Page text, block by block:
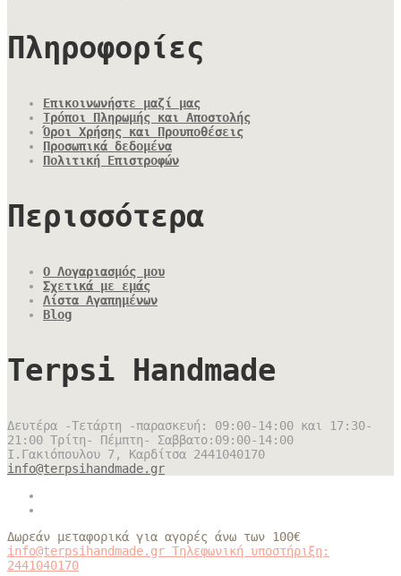
Πληροφορίες
Επικοινωνήστε μαζί μας
Τρόποι Πληρωμής και Αποστολής
Όροι Χρήσης και Προυποθέσεις
Προσωπικά δεδομένα
Πολιτική Επιστροφών
Περισσότερα
Ο Λογαριασμός μου
Σχετικά με εμάς
Λίστα Αγαπημένων
Blog
Terpsi Handmade
Δευτέρα -Τετάρτη -παρασκευή: 09:00-14:00 και 17:30-
21:00 Τρίτη- Πέμπτη- Σαββατο:09:00-14:00
Ι.Γακιόπουλου 7, Καρδίτσα 2441040170
info@terpsihandmade.gr
Δωρεάν μεταφορικά για αγορές άνω των 100€
info@terpsihandmade.gr Τηλεφωνική υποστήριξη:
2441040170